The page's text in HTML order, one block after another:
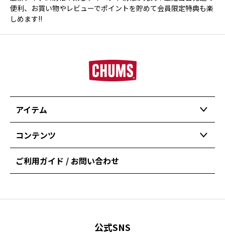
便利、お買い物やレビューでポイントを貯めて会員限定特典も楽
しめます!!
アイテム
コンテンツ
ご利用ガイド / お問い合わせ
公式SNS